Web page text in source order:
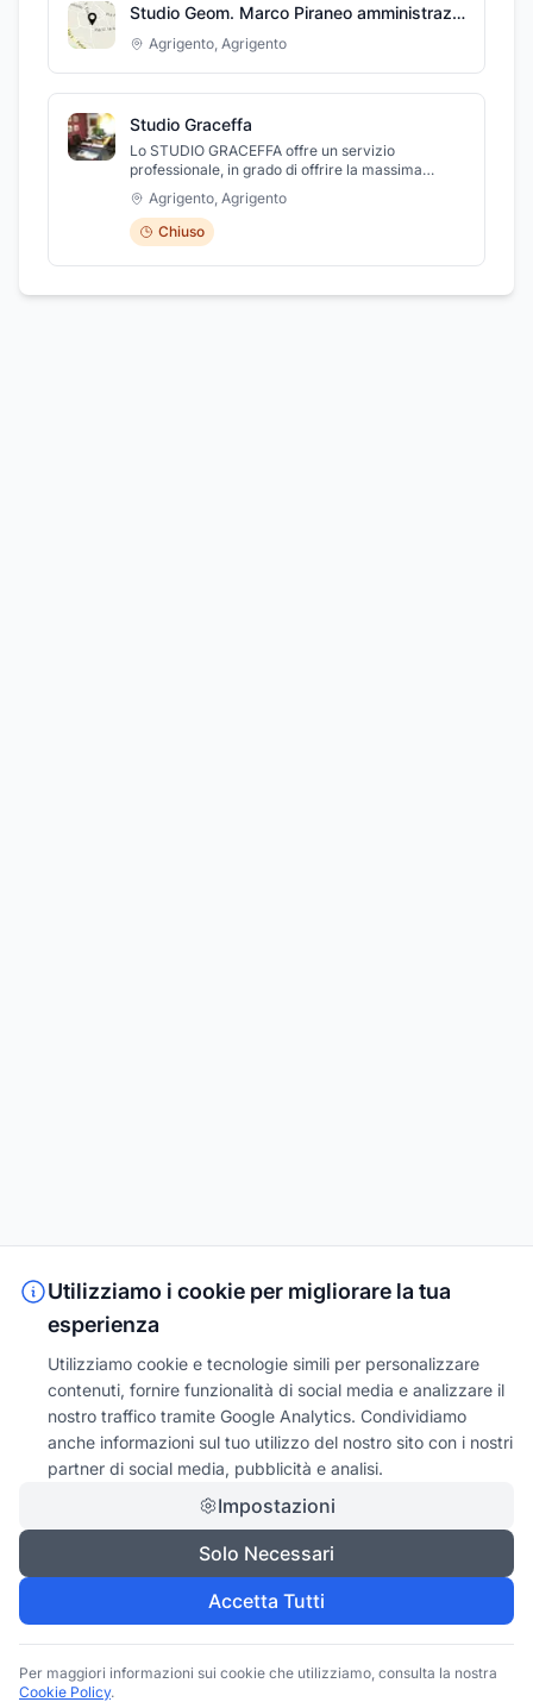
Studio Geom. Marco Piraneo amministrazione e consulenza condominiale e immobiliare
Agrigento, Agrigento
Studio Graceffa
Lo STUDIO GRACEFFA offre un servizio
professionale, in grado di offrire la massima
competenza tecnica, per risolvere tutte le
problematiche del condominio.
Agrigento, Agrigento
Chiuso
Utilizziamo i cookie per migliorare la tua
esperienza
Utilizziamo cookie e tecnologie simili per personalizzare
contenuti, fornire funzionalità di social media e analizzare il
nostro traffico tramite Google Analytics. Condividiamo
anche informazioni sul tuo utilizzo del nostro sito con i nostri
partner di social media, pubblicità e analisi.
Impostazioni
Solo Necessari
Accetta Tutti
Per maggiori informazioni sui cookie che utilizziamo, consulta la nostra
Cookie Policy.